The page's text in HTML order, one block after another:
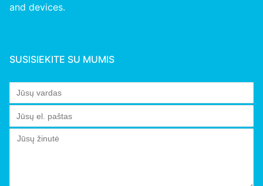
and devices.
SUSISIEKITE SU MUMIS